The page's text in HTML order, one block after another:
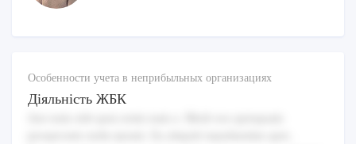
Особенности учета в неприбыльных организациях
Діяльність ЖБК